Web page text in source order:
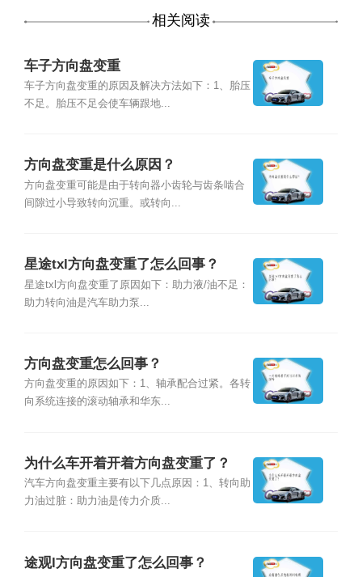
相关阅读
车子方向盘变重
车子方向盘变重的原因及解决方法如下：1、胎压
不足。胎压不足会使车辆跟地...
方向盘变重是什么原因？
方向盘变重可能是由于转向器小齿轮与齿条啮合
间隙过小导致转向沉重。或转向...
星途txl方向盘变重了怎么回事？
星途txl方向盘变重了原因如下：助力液/油不足：
助力转向油是汽车助力泵...
方向盘变重怎么回事？
方向盘变重的原因如下：1、轴承配合过紧。各转
向系统连接的滚动轴承和华东...
为什么车开着开着方向盘变重了？
汽车方向盘变重主要有以下几点原因：1、转向助
力油过脏：助力油是传力介质...
途观l方向盘变重了怎么回事？